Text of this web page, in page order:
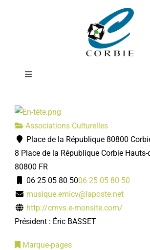
Toggle
SERVICES MUNICIPAUX
PRATIQUE
École de
du Val de
Associations Culturelles
Place de la République 80800
8 Place de la République Corbie Hauts-
80800 FR
06 25 05 80 5006 25 05 80 50
musique.emicv@laposte.net
http://cmvs.e-monsite.com/
Président : Éric BASSET
Marque-pages